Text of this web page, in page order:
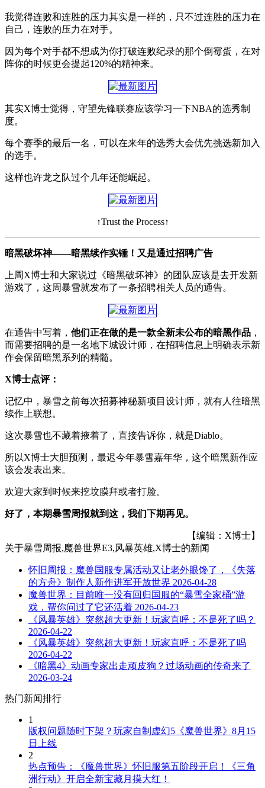
我觉得连败和连胜的压力其实是一样的，只不过连胜的压力在
自己，连败的压力在对手。
因为每个对手都不想成为你打破连败纪录的那个倒霉蛋，在对
阵你的时候更会提起120%的精神来。
其实X博士觉得，守望先锋联赛应该学习一下NBA的选秀制
度。
每个赛季的最后一名，可以在来年的选秀大会优先挑选新加入
的选手。
这样也许龙之队过个几年还能崛起。
↑Trust the Process↑
暗黑破坏神——暗黑续作实锤！又是通过招聘广告
上周X博士和大家说过《暗黑破坏神》的团队应该是去开发新
游戏了，这周暴雪就发布了一条招聘相关人员的通告。
在通告中写着， 他们正在做的是一款全新未公布的暗黑作品 ，
而需要招聘的是一名地下城设计师，在招聘信息上明确表示新
作会保留暗黑系列的精髓。
X博士点评：
记忆中，暴雪之前每次招募神秘新项目设计师，就有人往暗黑
续作上联想。
这次暴雪也不藏着掖着了，直接告诉你，就是Diablo。
所以X博士大胆预测，最迟今年暴雪嘉年华，这个暗黑新作应
该会发表出来。
欢迎大家到时候来挖坟膜拜或者打脸。
好了，本期暴雪周报就到这，我们下期再见。
【编辑：X博士】
关于暴雪周报,魔兽世界E3,风暴英雄,X博士的新闻
怀旧周报：魔兽国服专属活动又让老外眼馋了，《失落
的方舟》制作人新作进军开放世界 2026-04-28
魔兽世界：目前唯一没有回归国服的“暴雪全家桶”游
戏，帮你问过了它还活着 2026-04-23
《风暴英雄》突然超大更新！玩家直呼：不是死了吗？
2026-04-22
《风暴英雄》突然超大更新！玩家直呼：不是死了吗
2026-04-22
《暗黑4》动画专家出走顽皮狗？过场动画的传奇来了
2026-03-24
热门新闻排行
1
版权问题随时下架？玩家自制虚幻5《魔兽世界》8月15
日上线
2
热点预告：《魔兽世界》怀旧服第五阶段开启！《三角
洲行动》开启全新宝藏月摸大红！